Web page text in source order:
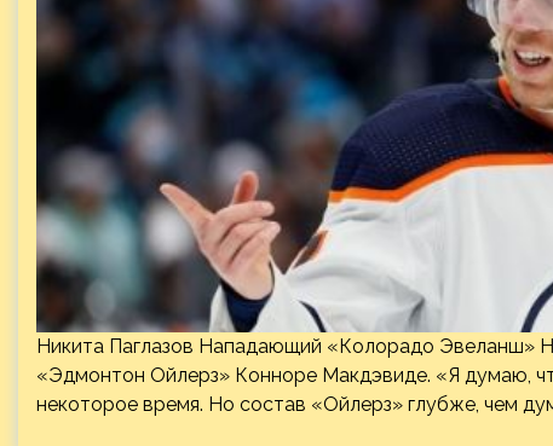
Никита Паглазов Нападающий «Колорадо Эвеланш»
«Эдмонтон Ойлерз» Конноре Макдэвиде. «Я думаю,
некоторое время. Но состав «Ойлерз» глубже, чем